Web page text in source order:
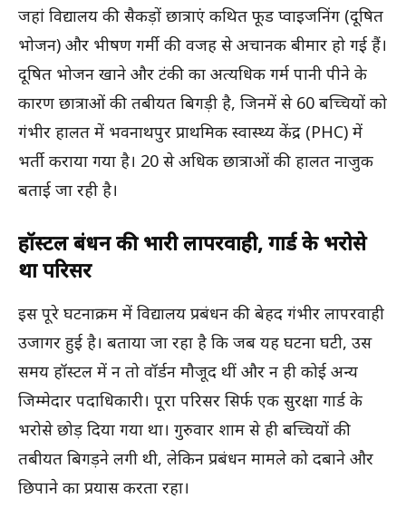
जहां विद्यालय की सैकड़ों छात्राएं कथित फूड प्वाइजनिंग (दूषित
भोजन) और भीषण गर्मी की वजह से अचानक बीमार हो गई हैं।
दूषित भोजन खाने और टंकी का अत्यधिक गर्म पानी पीने के
कारण छात्राओं की तबीयत बिगड़ी है, जिनमें से 60 बच्चियों को
गंभीर हालत में भवनाथपुर प्राथमिक स्वास्थ्य केंद्र (PHC) में
भर्ती कराया गया है। 20 से अधिक छात्राओं की हालत नाजुक
बताई जा रही है।
हॉस्टल प्रबंधन की भारी लापरवाही, गार्ड के भरोसे
था परिसर
इस पूरे घटनाक्रम में विद्यालय प्रबंधन की बेहद गंभीर लापरवाही
उजागर हुई है। बताया जा रहा है कि जब यह घटना घटी, उस
समय हॉस्टल में न तो वॉर्डन मौजूद थीं और न ही कोई अन्य
जिम्मेदार पदाधिकारी। पूरा परिसर सिर्फ एक सुरक्षा गार्ड के
भरोसे छोड़ दिया गया था। गुरुवार शाम से ही बच्चियों की
तबीयत बिगड़ने लगी थी, लेकिन प्रबंधन मामले को दबाने और
छिपाने का प्रयास करता रहा।